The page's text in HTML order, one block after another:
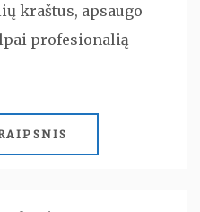
kraštus, apsaugo
profesionalią